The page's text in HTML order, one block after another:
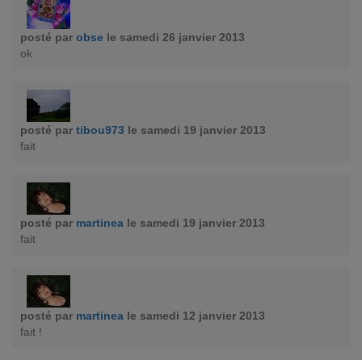
posté par obse le samedi 26 janvier 2013
ok
posté par tibou973 le samedi 19 janvier 2013
fait
posté par martinea le samedi 19 janvier 2013
fait
posté par martinea le samedi 12 janvier 2013
fait !